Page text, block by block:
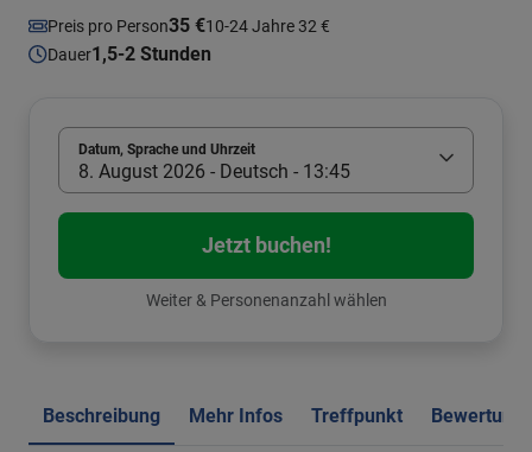
Preis pro Person35 €10-24 Jahre 32 €
Dauer1,5-2 Stunden
Datum, Sprache und Uhrzeit
8. August 2026 - Deutsch - 13:45
Jetzt buchen!
Weiter & Personenanzahl wählen
Beschreibung Mehr Infos Treffpunkt